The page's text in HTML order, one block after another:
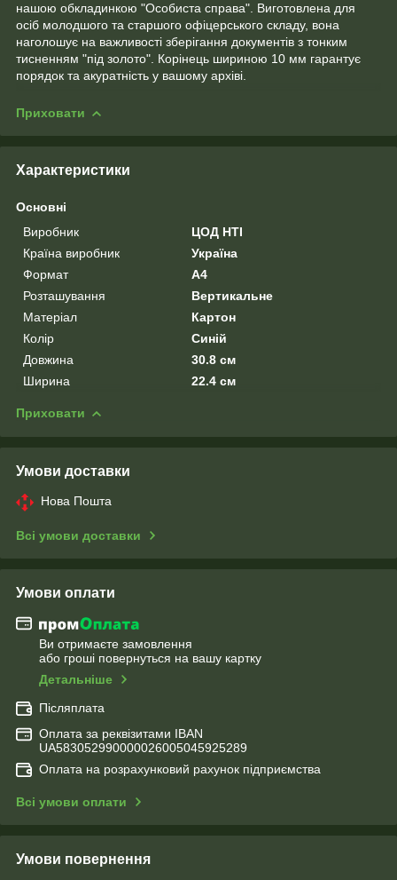
нашою обкладинкою "Особиста справа". Виготовлена для
осіб молодшого та старшого офіцерського складу, вона
наголошує на важливості зберігання документів з тонким
тисненням "під золото". Корінець шириною 10 мм гарантує
порядок та акуратність у вашому архіві.
Приховати
Характеристики
Основні
Виробник
ЦОД НТІ
Країна виробник
Україна
Формат
A4
Розташування
Вертикальне
Матеріал
Картон
Колір
Синій
Довжина
30.8 см
Ширина
22.4 см
Приховати
Умови доставки
Нова Пошта
Всі умови доставки
Умови оплати
Ви отримаєте замовлення
або гроші повернуться на вашу картку
Детальніше
Післяплата
Оплата за реквізитами IBAN
UA583052990000026005045925289
Оплата на розрахунковий рахунок підприємства
Всі умови оплати
Умови повернення